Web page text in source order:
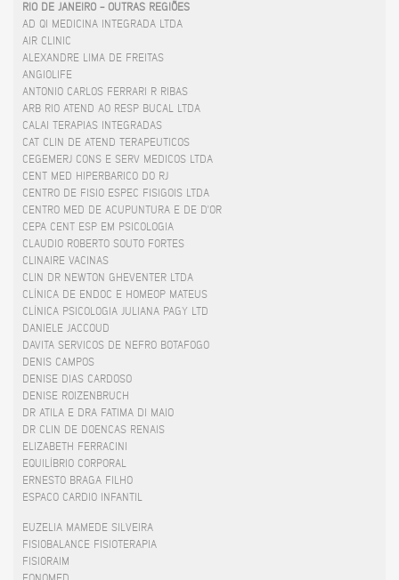
RIO DE JANEIRO - OUTRAS REGIÕES
AD QI MEDICINA INTEGRADA LTDA
AIR CLINIC
ALEXANDRE LIMA DE FREITAS
ANGIOLIFE
ANTONIO CARLOS FERRARI R RIBAS
ARB RIO ATEND AO RESP BUCAL LTDA
CALAI TERAPIAS INTEGRADAS
CAT CLIN DE ATEND TERAPEUTICOS
CEGEMERJ CONS E SERV MEDICOS LTDA
CENT MED HIPERBARICO DO RJ
CENTRO DE FISIO ESPEC FISIGOIS LTDA
CENTRO MED DE ACUPUNTURA E DE D'OR
CEPA CENT ESP EM PSICOLOGIA
CLAUDIO ROBERTO SOUTO FORTES
CLINAIRE VACINAS
CLIN DR NEWTON GHEVENTER LTDA
CLÍNICA DE ENDOC E HOMEOP MATEUS
CLÍNICA PSICOLOGIA JULIANA PAGY LTD
DANIELE JACCOUD
DAVITA SERVICOS DE NEFRO BOTAFOGO
DENIS CAMPOS
DENISE DIAS CARDOSO
DENISE ROIZENBRUCH
DR ATILA E DRA FATIMA DI MAIO
DR CLIN DE DOENCAS RENAIS
ELIZABETH FERRACINI
EQUILÍBRIO CORPORAL
ERNESTO BRAGA FILHO
ESPACO CARDIO INFANTIL
EUZELIA MAMEDE SILVEIRA
FISIOBALANCE FISIOTERAPIA
FISIORAIM